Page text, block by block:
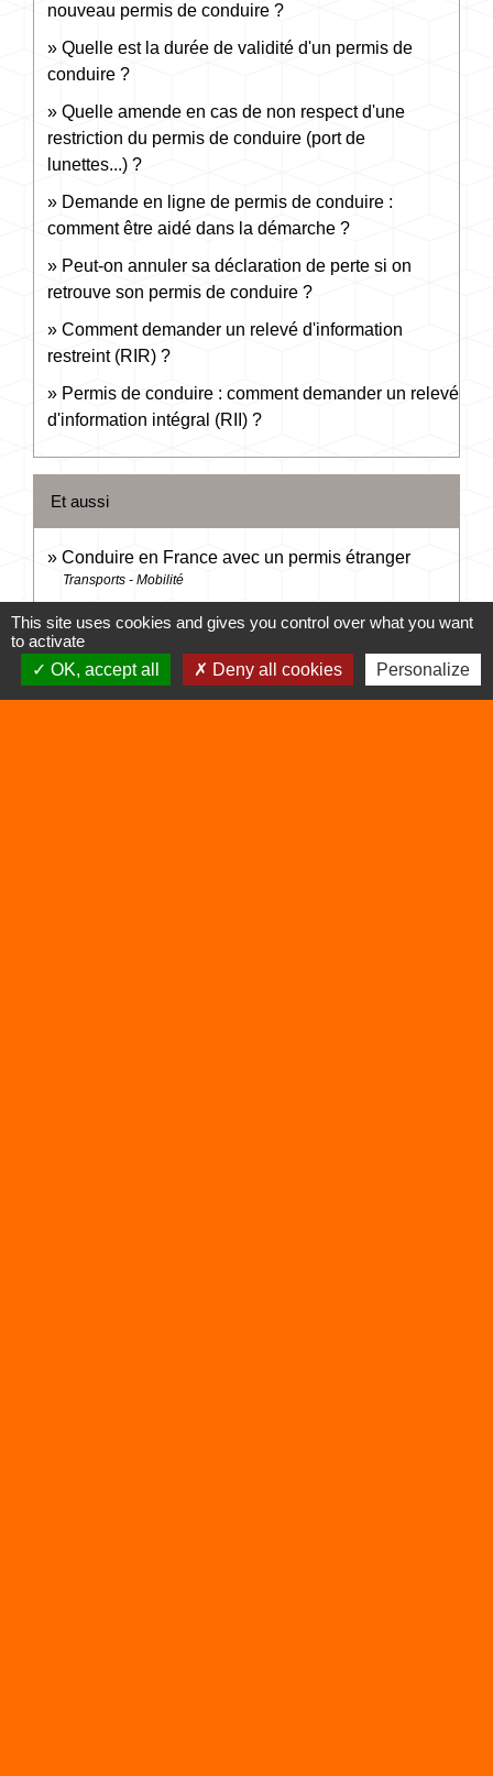
nouveau permis de conduire ?
Quelle est la durée de validité d'un permis de
conduire ?
Quelle amende en cas de non respect d'une
restriction du permis de conduire (port de
lunettes...) ?
Demande en ligne de permis de conduire :
comment être aidé dans la démarche ?
Peut-on annuler sa déclaration de perte si on
retrouve son permis de conduire ?
Comment demander un relevé d'information
restreint (RIR) ?
Permis de conduire : comment demander un relevé
d'information intégral (RII) ?
Et aussi
Conduire en France avec un permis étranger
Transports - Mobilité
Conduire à l'étranger
Transports - Mobilité
Infractions routières
Transports - Mobilité
This site uses cookies and gives you control over what you want
to activate
OK, accept all
Deny all cookies Personalize